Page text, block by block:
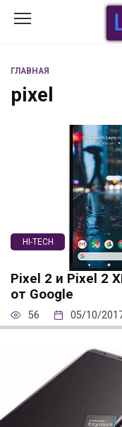
ГЛАВНАЯ
pixel
HI-TECH
Pixel 2 и Pixel 2
от Google
56 05/10/